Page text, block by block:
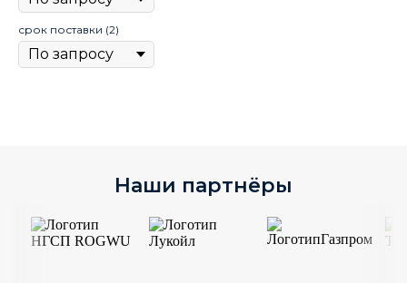
срок поставки (2)
Наши партнёры